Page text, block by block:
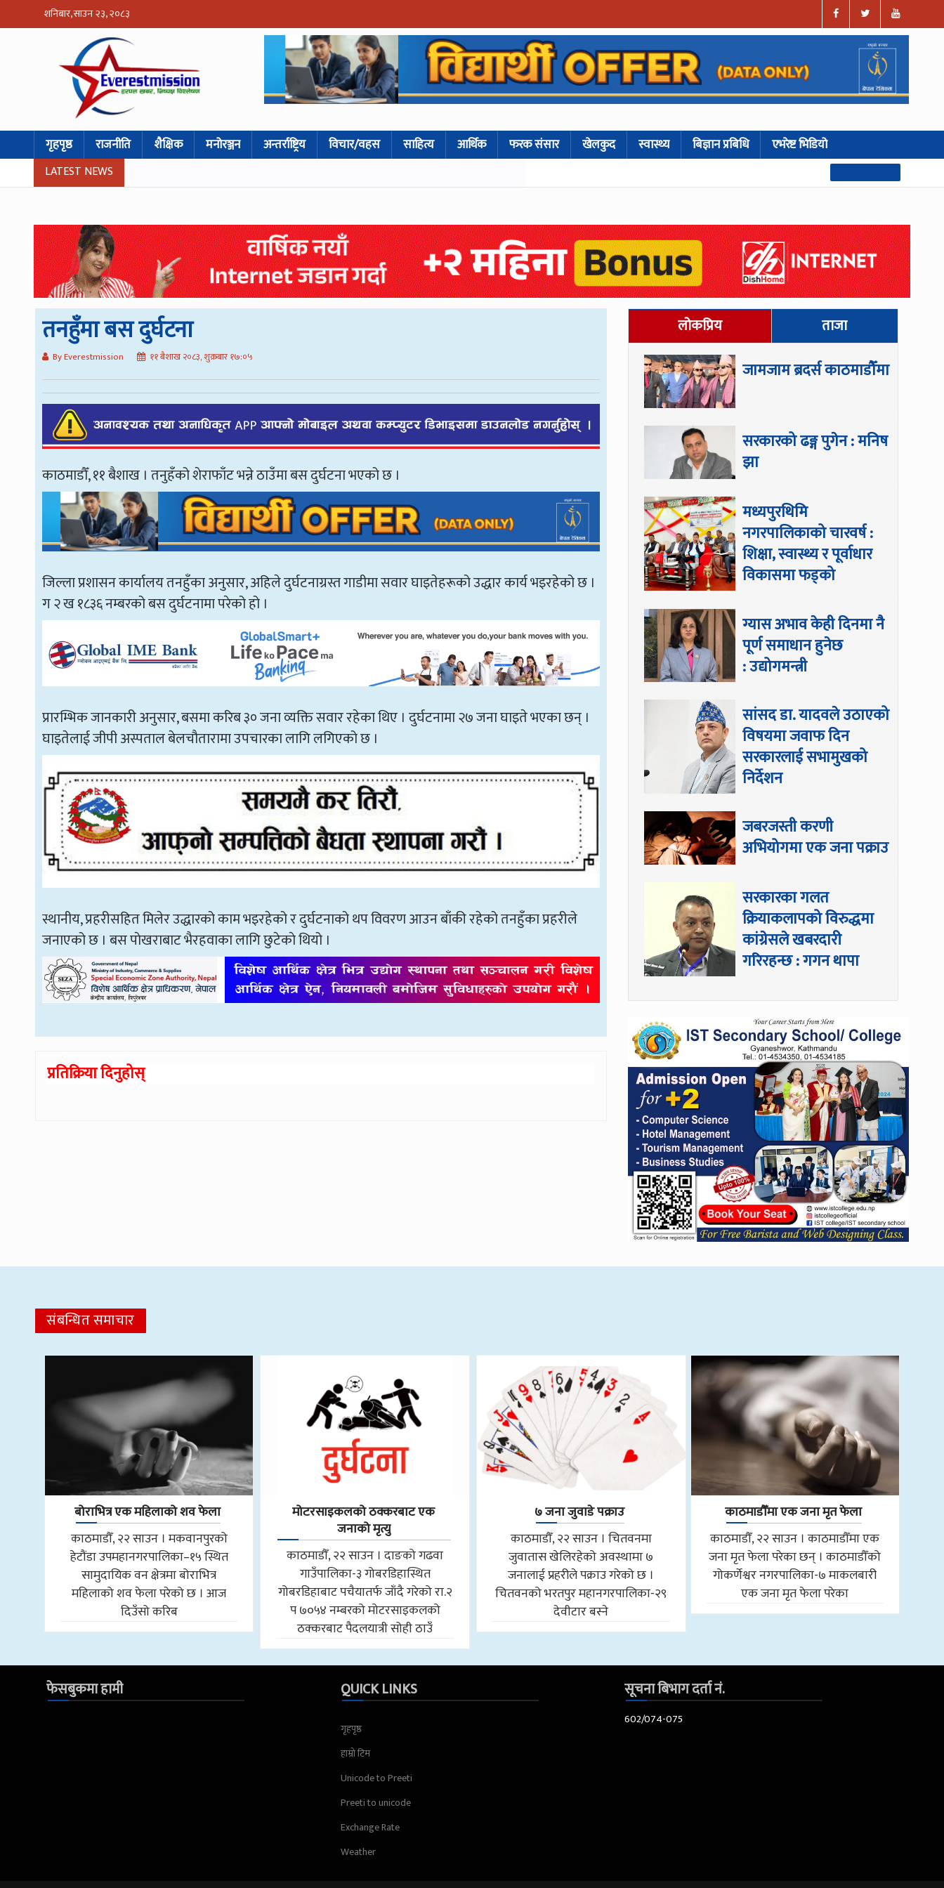
शनिबार, साउन २३, २०८३
गृहपृष्ठ राजनीति शैक्षिक मनोरञ्जन अन्तर्राष्ट्रिय विचार/वहस साहित्य आर्थिक फरक संसार खेलकुद स्वास्थ्य बिज्ञान प्रबिधि एभरेष्ट भिडियो
LATEST NEWS
तनहुँमा बस दुर्घटना
By Everestmission ११ बैशाख २०८३, शुक्रबार १७:०५
काठमाडौँ, ११ बैशाख । तनुहँको शेराफाँट भन्ने ठाउँमा बस दुर्घटना भएको छ ।
जिल्ला प्रशासन कार्यालय तनहुँका अनुसार, अहिले दुर्घटनाग्रस्त गाडीमा सवार घाइतेहरूको उद्धार कार्य भइरहेको छ ।
ग २ ख १८३६ नम्बरको बस दुर्घटनामा परेको हो ।
प्रारम्भिक जानकारी अनुसार, बसमा करिब ३० जना व्यक्ति सवार रहेका थिए । दुर्घटनामा २७ जना घाइते भएका छन् ।
घाइतेलाई जीपी अस्पताल बेलचौतारामा उपचारका लागि लगिएको छ ।
स्थानीय, प्रहरीसहित मिलेर उद्धारको काम भइरहेको र दुर्घटनाको थप विवरण आउन बाँकी रहेको तनहुँका प्रहरीले
जनाएको छ । बस पाेखराबाट भैरहवाका लागि छुटेकाे थियो ।
प्रतिक्रिया दिनुहोस्
लोकप्रिय ताजा
जामजाम ब्रदर्स काठमाडौँमा
सरकारको ढङ्ग पुगेन : मनिष
झा
मध्यपुरथिमि
नगरपालिकाको चारवर्ष :
शिक्षा, स्वास्थ्य र पूर्वाधार
विकासमा फड्को
ग्यास अभाव केही दिनमा नै
पूर्ण समाधान हुनेछ
: उद्योगमन्त्री
सांसद डा‍‍. यादवले उठाएको
विषयमा जवाफ दिन
सरकारलाई सभामुखको
निर्देशन
जबरजस्ती करणी
अभियोगमा एक जना पक्राउ
सरकारका गलत
क्रियाकलापको विरुद्धमा
कांग्रेसले खबरदारी
गरिरहन्छ : गगन थापा
संबन्धित समाचार
बोराभित्र एक महिलाको शव फेला
काठमाडौँ, २२ साउन । मकवानपुरको
हेटौंडा उपमहानगरपालिका–१५ स्थित
सामुदायिक वन क्षेत्रमा बोराभित्र
महिलाको शव फेला परेको छ । आज
दिउँसो करिब
मोटरसाइकलको ठक्करबाट एक
जनाको मृत्यु
काठमाडौँ, २२ साउन । दाङको गढवा
गाउँपालिका-३ गोबरडिहास्थित
गोबरडिहाबाट पचैयातर्फ जाँदै गरेको रा.२
प ७०५४ नम्बरको मोटरसाइकलको
ठक्करबाट पैदलयात्री सोही ठाउँ
७ जना जुवाडे पक्राउ
काठमाडौँ, २२ साउन । चितवनमा
जुवातास खेलिरहेको अवस्थामा ७
जनालाई प्रहरीले पक्राउ गरेको छ ।
चितवनको भरतपुर महानगरपालिका-२९
देवीटार बस्ने
काठमाडौँमा एक जना मृत फेला
काठमाडौँ, २२ साउन । काठमाडौँमा एक
जना मृत फेला परेका छन् । काठमाडौँको
गोकर्णेश्वर नगरपालिका-७ माकलबारी
एक जना मृत फेला परेका
फेसबुकमा हामी QUICK LINKS
गृहपृष्ठ
हाम्रो टिम
Unicode to Preeti
Preeti to unicode
Exchange Rate
Weather
सूचना बिभाग दर्ता नं.
602/074-075